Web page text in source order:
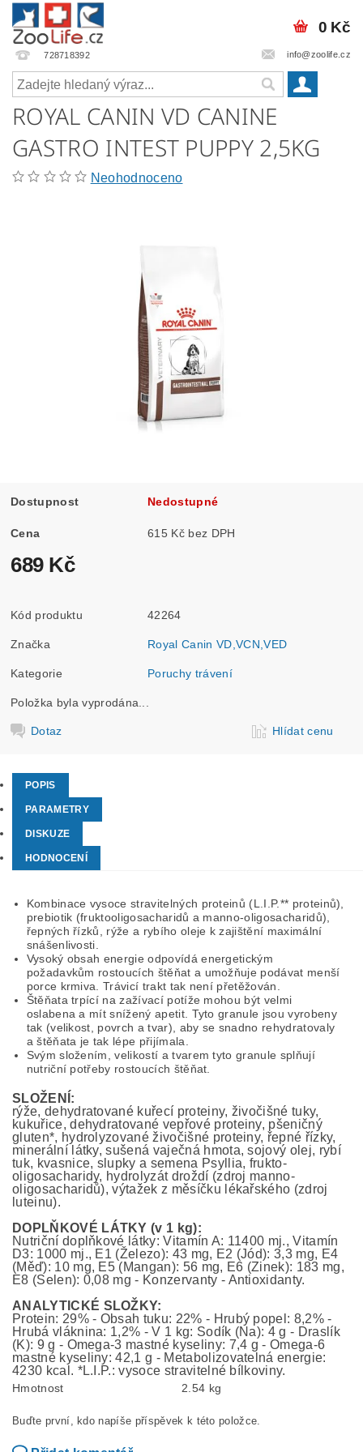
728718392 info@zoolife.cz
0 Kč
ROYAL CANIN VD CANINE
GASTRO INTEST PUPPY 2,5KG
Neohodnoceno
Dostupnost Nedostupné
Cena 615 Kč bez DPH
689 Kč
Kód produktu 42264
Značka Royal Canin VD,VCN,VED
Kategorie Poruchy trávení
Položka byla vyprodána...
Dotaz Hlídat cenu
POPIS
PARAMETRY
DISKUZE
HODNOCENÍ
Kombinace vysoce stravitelných proteinů (L.I.P.** proteinů),
prebiotik (fruktooligosacharidů a manno-oligosacharidů),
řepných řízků, rýže a rybího oleje k zajištění maximální
snášenlivosti.
Vysoký obsah energie odpovídá energetickým
požadavkům rostoucích štěňat a umožňuje podávat menší
porce krmiva. Trávicí trakt tak není přetěžován.
Štěňata trpící na zažívací potíže mohou být velmi
oslabena a mít snížený apetit. Tyto granule jsou vyrobeny
tak (velikost, povrch a tvar), aby se snadno rehydratovaly
a štěňata je tak lépe přijímala.
Svým složením, velikostí a tvarem tyto granule splňují
nutriční potřeby rostoucích štěňat.
SLOŽENÍ:
rýže, dehydratované kuřecí proteiny, živočišné tuky,
kukuřice, dehydratované vepřové proteiny, pšeničný
gluten*, hydrolyzované živočišné proteiny, řepné řízky,
minerální látky, sušená vaječná hmota, sojový olej, rybí
tuk, kvasnice, slupky a semena Psyllia, frukto-
oligosacharidy, hydrolyzát droždí (zdroj manno-
oligosacharidů), výtažek z měsíčku lékařského (zdroj
luteinu).
DOPLŇKOVÉ LÁTKY (v 1 kg):
Nutriční doplňkové látky: Vitamín A: 11400 mj., Vitamín
D3: 1000 mj., E1 (Železo): 43 mg, E2 (Jód): 3,3 mg, E4
(Měď): 10 mg, E5 (Mangan): 56 mg, E6 (Zinek): 183 mg,
E8 (Selen): 0,08 mg - Konzervanty - Antioxidanty.
ANALYTICKÉ SLOŽKY:
Protein: 29% - Obsah tuku: 22% - Hrubý popel: 8,2% -
Hrubá vláknina: 1,2% - V 1 kg: Sodík (Na): 4 g - Draslík
(K): 9 g - Omega-3 mastné kyseliny: 7,4 g - Omega-6
mastné kyseliny: 42,1 g - Metabolizovatelná energie:
4230 kcal. *L.I.P.: vysoce stravitelné bílkoviny.
Hmotnost 2.54 kg
Buďte první, kdo napíše příspěvek k této položce.